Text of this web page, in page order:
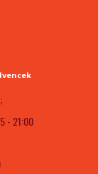
- 21:00